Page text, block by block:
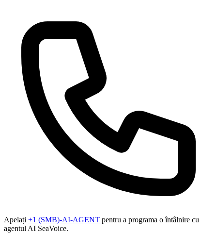
Apelați +1 (SMB)-AI-AGENT pentru a programa o întâlnire cu
agentul AI SeaVoice.